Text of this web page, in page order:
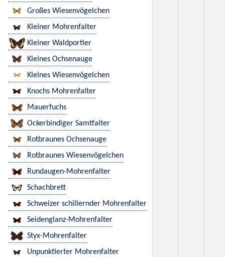
Großes Wiesenvögelchen
Kleiner Mohrenfalter
Kleiner Waldportier
Kleines Ochsenauge
Kleines Wiesenvögelchen
Knochs Mohrenfalter
Mauerfuchs
Ockerbindiger Samtfalter
Rotbraunes Ochsenauge
Rotbraunes Wiesenvögelchen
Rundaugen-Mohrenfalter
Schachbrett
Schweizer schillernder Mohrenfalter
Seidenglanz-Mohrenfalter
Styx-Mohrenfalter
Unpunktierter Mohrenfalter